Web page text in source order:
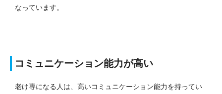
なっています。
コミュニケーション能力が高い
老け専になる人は、高いコミュニケーション能力を持ってい